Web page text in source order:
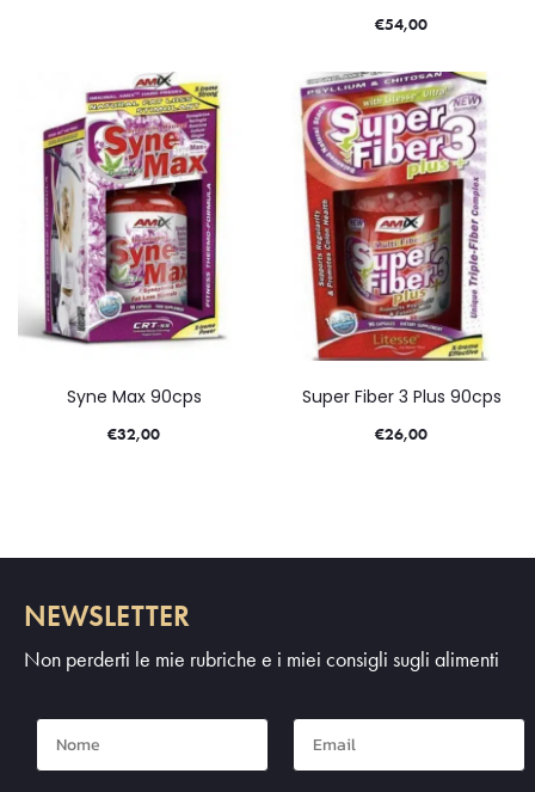
€54,00
Syne Max 90cps
€32,00
Super Fiber 3 Plus 90cps
€26,00
NEWSLETTER
Non perderti le mie rubriche e i miei consigli sugli alimenti
Nome Mail